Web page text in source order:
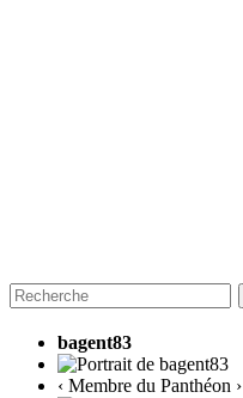
bagent83
‹ Membre du Panthéon ›